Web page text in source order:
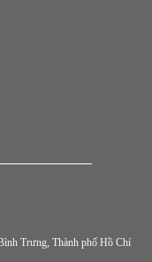
Trưng, Thành phố Hồ Chí